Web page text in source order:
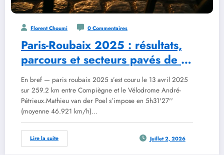
Florent Choumi 0 Commentaires
Paris-Roubaix 2025 : résultats,
parcours et secteurs pavés de la
122e édition
En bref — paris roubaix 2025 s’est couru le 13 avril 2025
sur 259.2 km entre Compiègne et le Vélodrome André-
Pétrieux.Mathieu van der Poel s’impose en 5h31'27''
(moyenne 46.921 km/h)…
Lire la suite Juillet 2, 2026